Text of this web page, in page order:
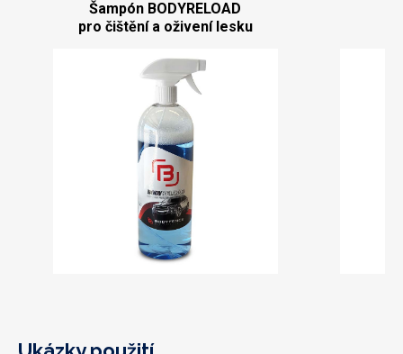
Šampón BODYRELOAD
pro čištění a oživení lesku